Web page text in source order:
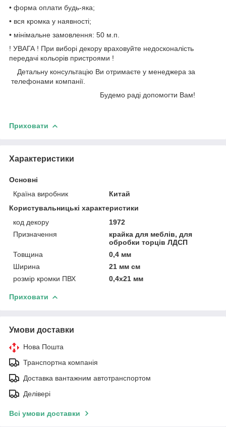
• форма оплати будь-яка;
• вся кромка у наявності;
• мінімальне замовлення: 50 м.п.
! УВАГА ! При виборі декору враховуйте недосконалість
передачі кольорів пристроями !
Детальну консультацію Ви отримаєте у менеджера за
телефонами компанії.
Будемо раді допомогти Вам!
Приховати
Характеристики
Основні
Країна виробник
Китай
Користувальницькі характеристики
код декору
1972
Призначення
крайка для меблів, для
обробки торців ЛДСП
Товщина
0,4 мм
Ширина
21 мм см
розмір кромки ПВХ
0,4х21 мм
Приховати
Умови доставки
Нова Пошта
Транспортна компанія
Доставка вантажним автотранспортом
Делівері
Всі умови доставки